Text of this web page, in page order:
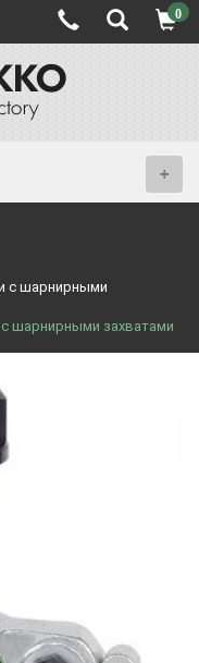
0
с шарнирными
шарнирными захватами